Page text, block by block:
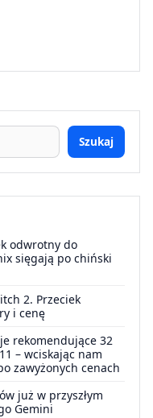
Szukaj
odwrotny do
sięgają po chiński
2. Przeciek
i cenę
rekomendujące 32
– wciskając nam
zawyżonych cenach
już w przyszłym
Gemini